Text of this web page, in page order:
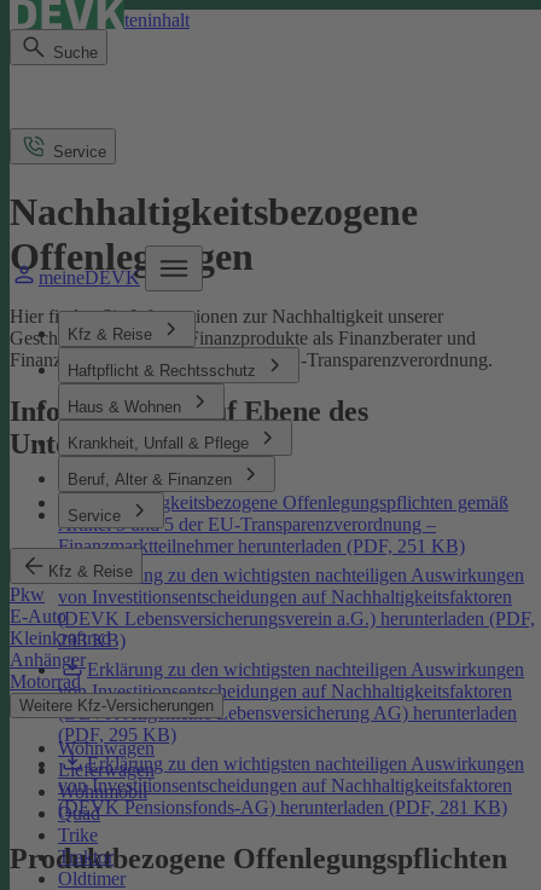
Direkt zum Seiteninhalt
Suche
meineDEVK
Kfz & Reise
Haftpflicht & Rechtsschutz
Haus & Wohnen
Krankheit, Unfall & Pflege
Beruf, Alter & Finanzen
Service
Kfz & Reise
Pkw
E-Auto
Kleinkraftrad
Anhänger
Motorrad
Weitere Kfz-Versicherungen
Wohnwagen
Lieferwagen
Wohnmobil
Quad
Trike
Traktor
Oldtimer
Service
Nachhaltigkeitsbezogene
Offenlegungen
Hier finden Sie Informationen zur Nachhaltigkeit unserer
Geschäftsprozesse und Finanzprodukte als Finanzberater und
Finanzmarktteilnehmer gemäß der EU-Transparenzverordnung.
Informationen auf Ebene des
Unternehmens
Nachhaltigkeitsbezogene Offenlegungspflichten gemäß
Artikel 3 und 5 der EU-Transparenzverordnung –
Finanzmarktteilnehmer herunterladen (PDF, 251 KB)
Erklärung zu den wichtigsten nachteiligen Auswirkungen
von Investitionsentscheidungen auf Nachhaltigkeitsfaktoren
(DEVK Lebensversicherungsverein a.G.) herunterladen (PDF,
293 KB)
Erklärung zu den wichtigsten nachteiligen Auswirkungen
von Investitionsentscheidungen auf Nachhaltigkeitsfaktoren
(DEVK Allgemeine Lebensversicherung AG) herunterladen
(PDF, 295 KB)
Erklärung zu den wichtigsten nachteiligen Auswirkungen
von Investitionsentscheidungen auf Nachhaltigkeitsfaktoren
(DEVK Pensionsfonds-AG) herunterladen (PDF, 281 KB)
Produktbezogene Offenlegungspflichten